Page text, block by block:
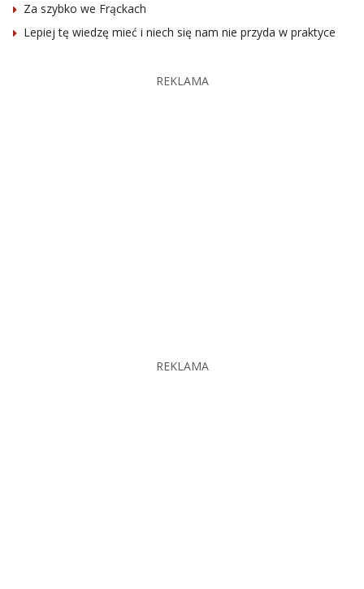
Za szybko we Frąckach
Lepiej tę wiedzę mieć i niech się nam nie przyda w praktyce
REKLAMA
REKLAMA